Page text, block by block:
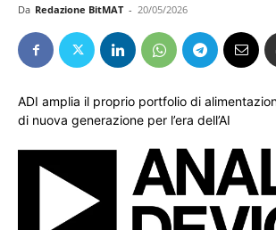
Da Redazione BitMAT - 20/05/2026
ADI amplia il proprio portfolio di
di nuova generazione per l’era dell’AI